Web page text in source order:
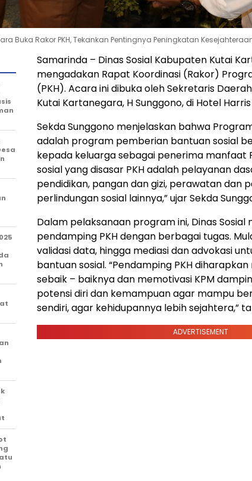
Buka Rakor PKH, Tekankan Pentingnya Peningkatan
Samarinda – Dinas Sosial Kabupaten Kutai
mengadakan Rapat Koordinasi (Rakor)
(PKH). Acara ini dibuka oleh Sekretaris
Kutai Kartanegara, H Sunggono, di Hotel
Sekda Sunggono menjelaskan bahwa
adalah program pemberian bantuan sosial
kepada keluarga sebagai penerima manfaat
sosial yang disasar PKH adalah pelayanan
pendidikan, pangan dan gizi, perawatan dan
perlindungan sosial lainnya,” ujar Sekda
Dalam pelaksanaan program ini, Dinas Sosial
pendamping PKH dengan berbagai tugas.
validasi data, hingga mediasi dan advokasi
bantuan sosial. “Pendamping PKH
sebaik – baiknya dan memotivasi KPM
potensi diri dan kemampuan agar mampu
sendiri, agar kehidupannya lebih sejahtera,”
ADVERTISEMENT